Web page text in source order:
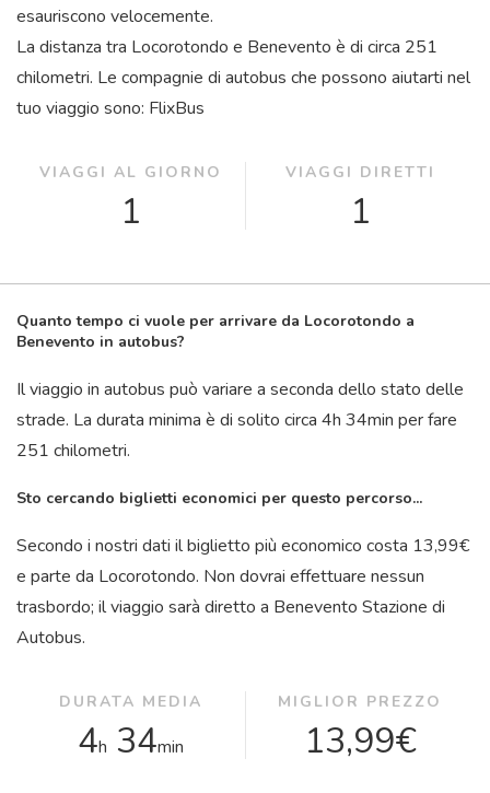
esauriscono velocemente.
La distanza tra Locorotondo e Benevento è di circa 251
chilometri. Le compagnie di autobus che possono aiutarti nel
tuo viaggio sono: FlixBus
VIAGGI AL GIORNO
1
VIAGGI DIRETTI
1
Quanto tempo ci vuole per arrivare da Locorotondo a
Benevento in autobus?
Il viaggio in autobus può variare a seconda dello stato delle
strade. La durata minima è di solito circa 4h 34min per fare
251 chilometri.
Sto cercando biglietti economici per questo percorso...
Secondo i nostri dati il ​​biglietto più economico costa 13,99€
e parte da Locorotondo. Non dovrai effettuare nessun
trasbordo; il viaggio sarà diretto a Benevento Stazione di
Autobus.
DURATA MEDIA
4h 34min
MIGLIOR PREZZO
13,99€